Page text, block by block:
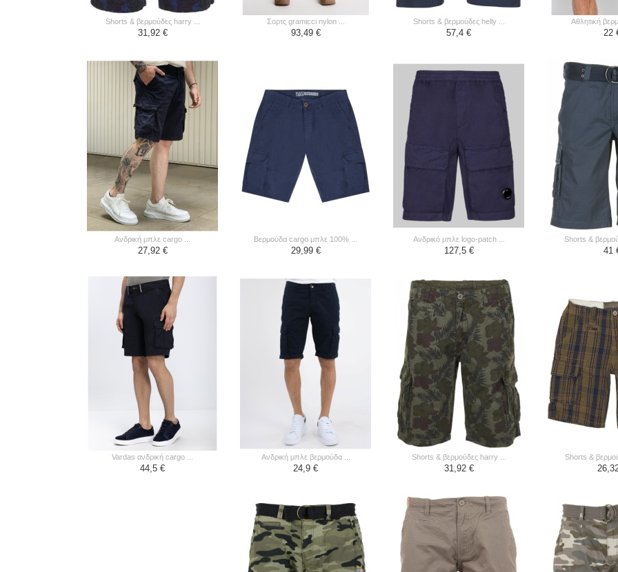
shorts & βερμούδες harry ...
31,92 €
σορτς gramicci nylon ...
93,49 €
shorts & βερμούδες helly ...
57,4 €
αθλητική
22
ανδρική μπλε cargo ...
27,92 €
βερμούδα cargo μπλε 100% ...
29,99 €
ανδρικό μπλε logo-patch ...
127,5 €
shorts &
41
vardas ανδρική cargo ...
44,5 €
ανδρική μπλε βερμούδα ...
24,9 €
shorts & βερμούδες harry ...
31,92 €
shorts &